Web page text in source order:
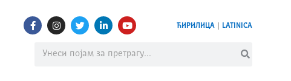
ЋИРИЛИЦА LATINICA